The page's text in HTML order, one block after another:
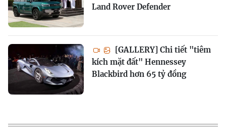
Land Rover Defender
[GALLERY] Chi tiết "tiêm
kích mặt đất" Hennessey
Blackbird hơn 65 tỷ đồng